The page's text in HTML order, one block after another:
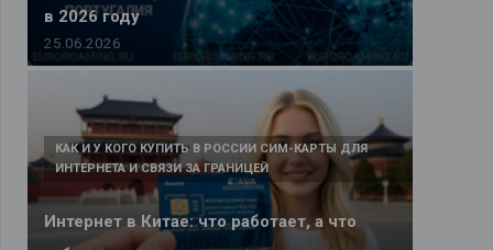
в 2026 году
25.06.2026
Интернет в Китае: что работает, а что
КАК И У КОГО КУПИТЬ В РОССИИ СИМ-КАРТЫ ДЛЯ
ИНТЕРНЕТА И СВЯЗИ ЗА ГРАНИЦЕЙ